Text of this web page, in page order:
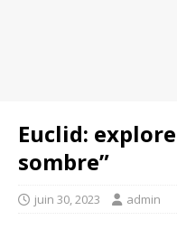
Euclid:
sombre”
juin 30, 2023 admin